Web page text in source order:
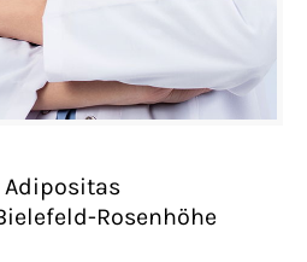
Rosenhöhe